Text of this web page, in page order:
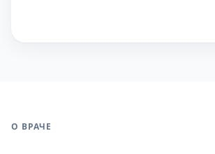
О ВРАЧЕ